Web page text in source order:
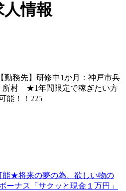
人情報
勤務先】研修中1か月：神戸市兵
所村 ★1年間限定で稼ぎたい方
能！！225
★将来の夢の為、欲しい物の
ーナス「サクッと現金１万円」